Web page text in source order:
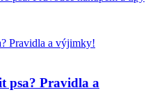
psa? Pravidla a